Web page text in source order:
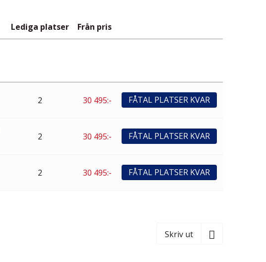
Lediga platser Från pris
2 30 495:- FÅTAL PLATSER KVAR
2 30 495:- FÅTAL PLATSER KVAR
2 30 495:- FÅTAL PLATSER KVAR
Skriv ut